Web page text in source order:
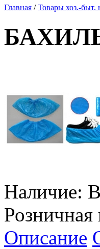
Главная /Товары хоз.-быт.
БАХИЛЫ
Наличие:
Розничная
Описание